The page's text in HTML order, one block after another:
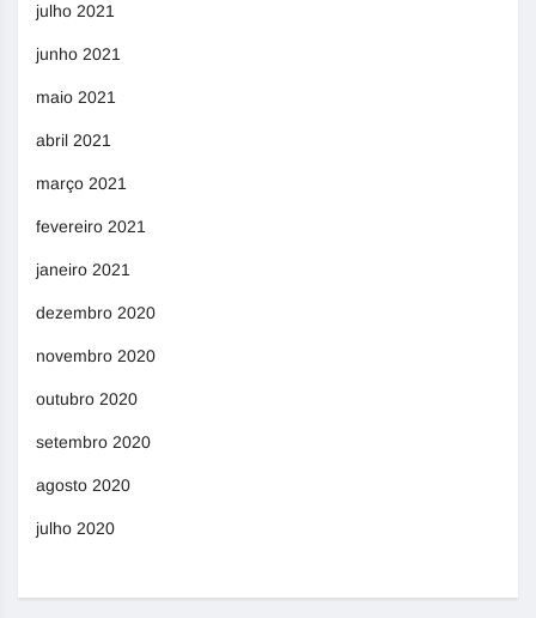
julho 2021
junho 2021
maio 2021
abril 2021
março 2021
fevereiro 2021
janeiro 2021
dezembro 2020
novembro 2020
outubro 2020
setembro 2020
agosto 2020
julho 2020